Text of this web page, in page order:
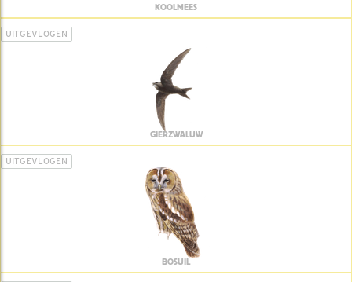
KOOLMEES
UITGEVLOGEN
GIERZWALUW
UITGEVLOGEN
BOSUIL